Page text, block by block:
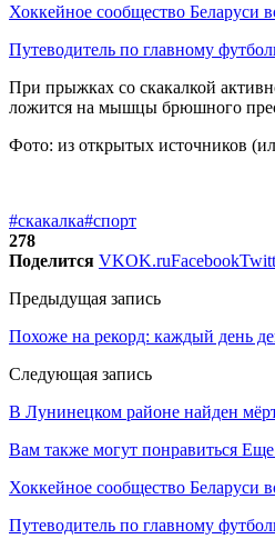
Хоккейное сообщество
Путеводитель по главному
При прыжках со скакалкой
ложится на мышцы брюшного
Фото: из открытых источников
#скакалка#спорт
278
Поделится VKOK.ruFacebook
Предыдущая запись
Похоже на рекорд: каждый день
Следующая запись
В Лунинецком районе найден
Вам также могут понравиться Еще
Хоккейное сообщество
Путеводитель по главному